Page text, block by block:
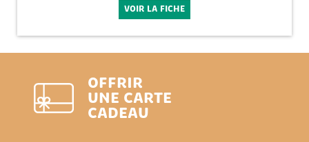
VOIR LA FICHE
OFFRIR
UNE CARTE
CADEAU